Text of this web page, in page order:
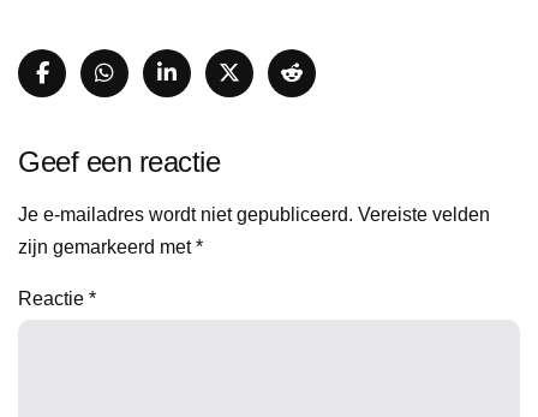
Geef een reactie
Je e-mailadres wordt niet gepubliceerd. Vereiste velden
zijn gemarkeerd met*
Reactie *